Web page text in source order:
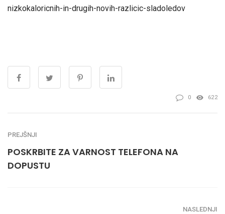
nizkokaloricnih-in-drugih-novih-razlicic-sladoledov
0 622
PREJŠNJI
POSKRBITE ZA VARNOST TELEFONA NA
DOPUSTU
NASLEDNJI